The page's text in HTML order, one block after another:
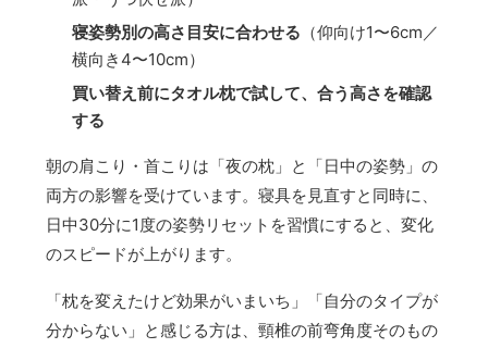
寝姿勢別の高さ目安に合わせる （仰向け1〜6cm／
横向き4〜10cm）
買い替え前にタオル枕で試して、合う高さを確認
する
朝の肩こり・首こりは「夜の枕」と「日中の姿勢」の
両方の影響を受けています。寝具を見直すと同時に、
日中30分に1度の姿勢リセットを習慣にすると、変化
のスピードが上がります。
「枕を変えたけど効果がいまいち」「自分のタイプが
分からない」と感じる方は、頸椎の前弯角度そのもの